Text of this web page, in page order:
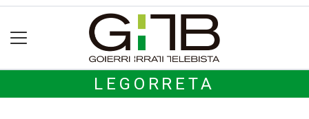
LEGORRETA